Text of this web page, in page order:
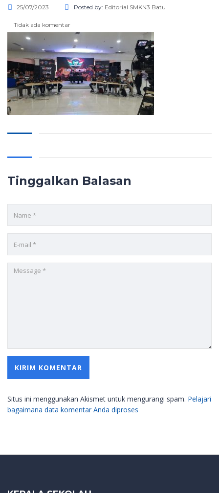
25/07/2023 Posted by: Editorial SMKN3 Batu
Tidak ada komentar
Tinggalkan Balasan
Situs ini menggunakan Akismet untuk mengurangi spam. Pelajari
bagaimana data komentar Anda diproses